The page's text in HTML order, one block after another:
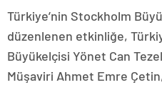
Türkiye’nin Stockholm
düzenlenen etkinliğe,
Büyükelçisi Yönet Can
Müşaviri Ahmet Emre